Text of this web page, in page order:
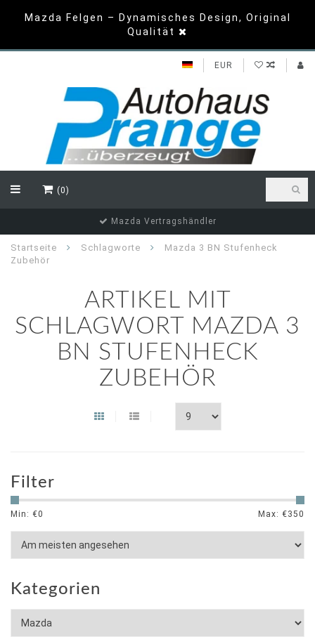
Mazda Felgen – Dynamisches Design, Original
Qualität
EUR
(0)
Mazda Vertragshändler
Startseite Schlagworte
Mazda 3 BN Stufenheck
Zubehör
ARTIKEL MIT
SCHLAGWORT MAZDA 3
BN STUFENHECK
ZUBEHÖR
Filter
Min: €0 Max: €350
Kategorien